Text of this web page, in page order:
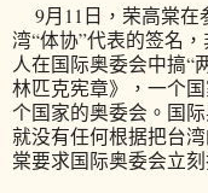
9月11日，荣高棠在
湾“体协”代表的签名
人在国际奥委会中搞“
林匹克宪章》，一个
个国家的奥委会。国
就没有任何根据把台
棠要求国际奥委会立